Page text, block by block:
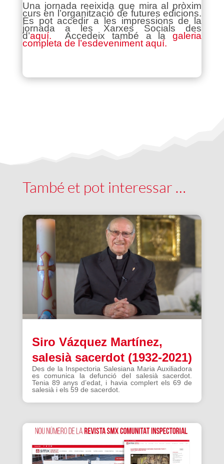
Una jornada reeixida que mira al pròxim
curs en l’organització de futures edicions.
Es pot accedir a les impressions de la
jornada a les Xarxes Socials des
d’aquí. Accedeix també a lagaleria
completa de l’esdeveniment aquí.
També et pot interessar …
Siro Vázquez Martínez,
salesià sacerdot (1932-2021)
Des de la Inspectoria Salesiana Maria Auxiliadora
es comunica la defunció del salesià sacerdot.
Tenia 89 anys d’edat, i havia complert els 69 de
salesià i els 59 de sacerdot.